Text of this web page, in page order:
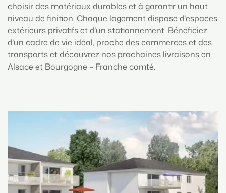
choisir des matériaux durables et à garantir un haut
niveau de finition. Chaque logement dispose d’espaces
extérieurs privatifs et d’un stationnement. Bénéficiez
d’un cadre de vie idéal, proche des commerces et des
transports et découvrez nos prochaines livraisons en
Alsace et Bourgogne – Franche comté.